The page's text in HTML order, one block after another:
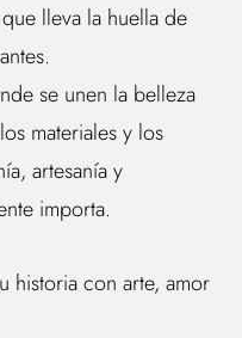
lleva la huella de
se unen la belleza
materiales y los
artesanía y
importa.
historia con arte, amor